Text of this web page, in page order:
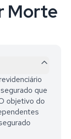
Morte
que
objetivo do